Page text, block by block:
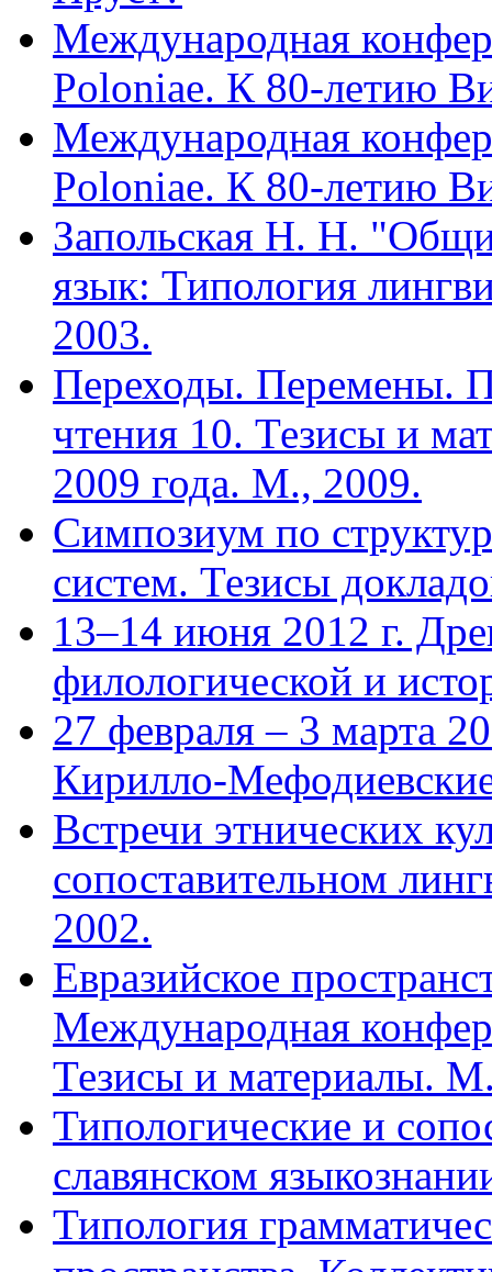
Международная
Poloniae. К 80-летию
Международная
Poloniae. К 80-летию
Запольская Н. Н.
язык: Типология
2003.
Переходы. Перемены.
чтения 10. Тезисы и
2009 года. М., 2009.
Симпозиум по
систем. Тезисы
13–14 июня 2012 г.
филологической и
27 февраля – 3 марта
Кирилло-
Встречи этнических
сопоставительном
2002.
Евразийское
Международная
Тезисы и материалы.
Типологические и
славянском
Типология